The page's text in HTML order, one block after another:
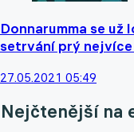
Donnarumma se už
setrvání prý
27.05.2021 05:49
Nejčtenější na